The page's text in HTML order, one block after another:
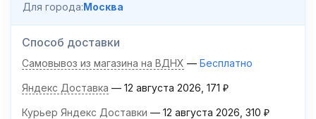
Для города:Москва
Способ доставки
Самовывоз из магазина на ВДНХ Бесплатно
Яндекс Доставка 12 августа 2026 171 ₽
Курьер Яндекс Доставки 12 августа 2026 310 ₽